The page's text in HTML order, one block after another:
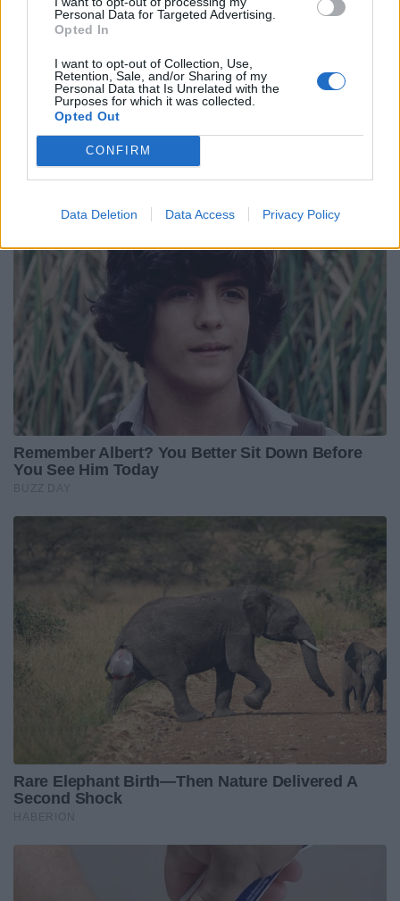
Personal Data for Targeted Advertising.
Opted In
I want to opt-out of Collection, Use,
Retention, Sale, and/or Sharing of my
Personal Data that Is Unrelated with the
Purposes for which it was collected.
Opted Out
CONFIRM
Data Deletion Data Access Privacy Policy